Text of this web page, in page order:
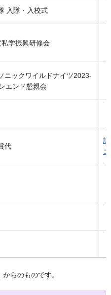
入隊・入校式
学振興研修会
ニックワイルドナイツ2023-
エンド懇親会
代
らのものです。